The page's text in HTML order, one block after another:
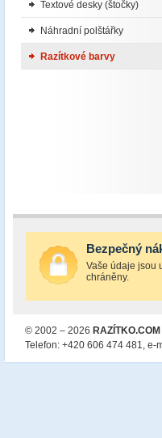
Textové desky (štočky)
Náhradní polštářky
Razítkové barvy
Bezpečný
Vaše údaje jsou
chráněny.
© 2002 – 2026 RAZÍTKO.COM
Telefon: +420 606 474 481, e-